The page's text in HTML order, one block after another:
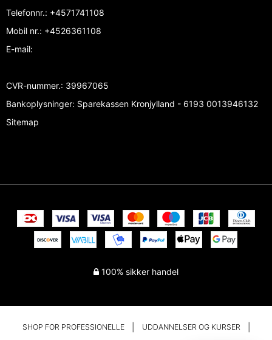
Telefonnr.: +4571741108
Mobil nr.: +4526361108
E-mail:
CVR-nummer.: 39967065
Bankoplysninger: Sparekassen Kronjylland - 6193 0013946132
Sitemap
100% sikker handel
SHOP FOR PROFESSIONELLE UDDANNELSER OG KURSER